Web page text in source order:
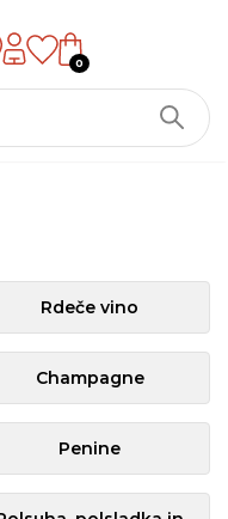
0
Rdeče vino
Champagne
Penine